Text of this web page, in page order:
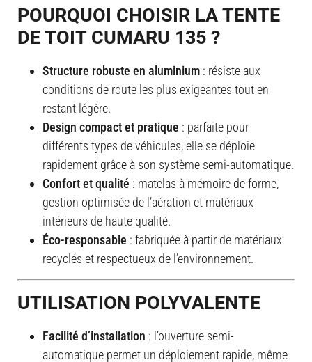
POURQUOI CHOISIR LA TENTE
DE TOIT CUMARU 135 ?
Structure robuste en aluminium : résiste aux
conditions de route les plus exigeantes tout en
restant légère.
Design compact et pratique : parfaite pour
différents types de véhicules, elle se déploie
rapidement grâce à son système semi-automatique.
Confort et qualité : matelas à mémoire de forme,
gestion optimisée de l’aération et matériaux
intérieurs de haute qualité.
Éco-responsable : fabriquée à partir de matériaux
recyclés et respectueux de l’environnement.
UTILISATION POLYVALENTE
Facilité d’installation : l’ouverture semi-
automatique permet un déploiement rapide, même